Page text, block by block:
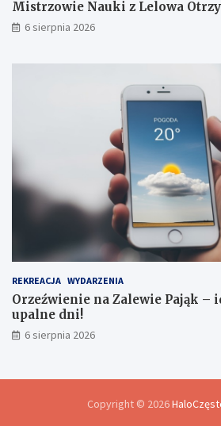
o
Mistrzowie Nauki z Lelowa
6 sierpnia 2026
REKREACJA WYDARZENIA
Orzeźwienie na Zalewie Pająk –
upalne dni!
6 sierpnia 2026
Copyright © 2026